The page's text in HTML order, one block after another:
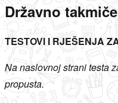
Državno
TESTOVI I RJEŠENJA
Na naslovnoj strani testa
propusta.